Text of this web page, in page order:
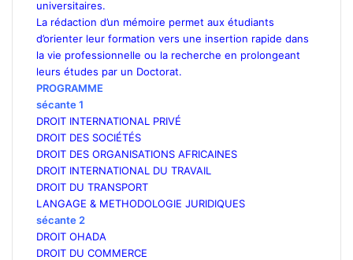
universitaires.
La rédaction d’un mémoire permet aux étudiants
d’orienter leur formation vers une insertion rapide dans
la vie professionnelle ou la recherche en prolongeant
leurs études par un Doctorat.
PROGRAMME
sécante 1
DROIT INTERNATIONAL PRIVÉ
DROIT DES SOCIÉTÉS
DROIT DES ORGANISATIONS AFRICAINES
DROIT INTERNATIONAL DU TRAVAIL
DROIT DU TRANSPORT
LANGAGE & METHODOLOGIE JURIDIQUES
sécante 2
DROIT OHADA
DROIT DU COMMERCE